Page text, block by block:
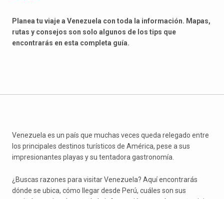
Planea tu viaje a Venezuela con toda la información. Mapas,
rutas y consejos son solo algunos de los tips que
encontrarás en esta completa guía.
Venezuela es un país que muchas veces queda relegado entre
los principales destinos turísticos de América, pese a sus
impresionantes playas y su tentadora gastronomía.
¿Buscas razones para visitar Venezuela? Aquí encontrarás
dónde se ubica, cómo llegar desde Perú, cuáles son sus